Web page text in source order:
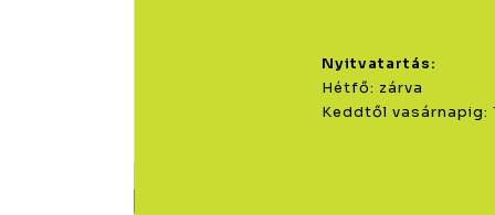
Nyitvatartás:
Hétfő: zárva
Keddtől vasárnapig: